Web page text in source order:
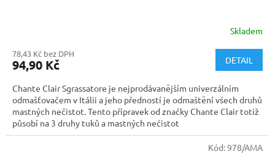
Skladem
78,43 Kč bez DPH
94,90 Kč DETAIL
Chante Clair Sgrassatore je nejprodávanějším univerzálním
odmašťovačem v Itálii a jeho předností je odmaštění všech druhů
mastných nečistot. Tento přípravek od značky Chante Clair totiž
působí na 3 druhy tuků a mastných nečistot
Kód:978/AMA